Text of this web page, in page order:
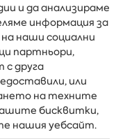
оферти направо във
кутия
АБОНИРАЙ СЕ
и да анализираме
информация за
наши социални
партньори,
с друга
или
на техните
бисквитки,
нашия уебсайт.